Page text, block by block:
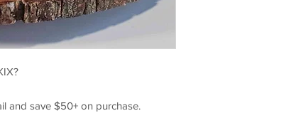
and save $50+ on purchase.